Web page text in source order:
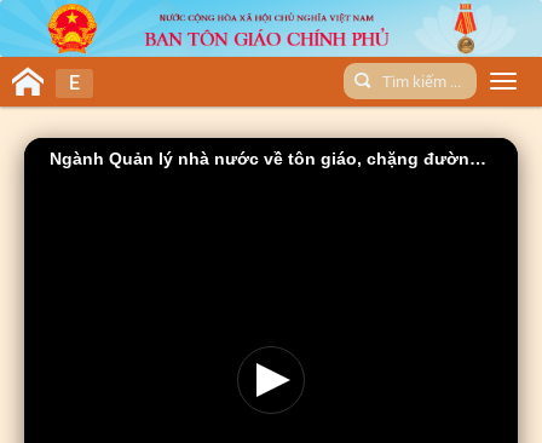
E
Ngành Quản lý nhà nước về tôn giáo, chặng đường 70 năm xây dựng và phát triển